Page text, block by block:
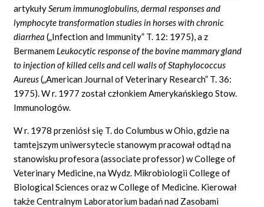
artykułySerum immunoglobulins, dermal responses and
lymphocyte transformation studies in horses with chronic
diarrhea(„Infection and Immunity” T. 12: 1975), a z
Bermanem Leukocytic response of the bovine mammary gland
to injection of killed cells and cell walls of Staphylococcus
Aureus(„American Journal of Veterinary Research” T. 36:
1975). W r. 1977 został członkiem Amerykańskiego Stow.
Immunologów.
W r. 1978 przeniósł się T. do Columbus w Ohio, gdzie na
tamtejszym uniwersytecie stanowym pracował odtąd na
stanowisku profesora (associate professor) w College of
Veterinary Medicine, na Wydz. Mikrobiologii College of
Biological Sciences oraz w College of Medicine. Kierował
także Centralnym Laboratorium badań nad Zasobami